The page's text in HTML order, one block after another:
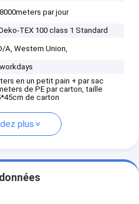
par jour
TEX 100 class 1 Standard
A, Western Union,
en un petit pain + par sac
de PE par carton, taille
de carton
plus